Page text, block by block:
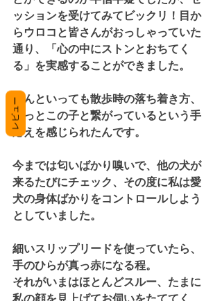
ッションを受けてみてビックリ！目か
らウロコと皆さんがおっしゃっていた
通り、「心の中にストンとおちてく
る」を実感することができました。
なんといっても散歩時の落ち着き方、
やっとこの子と繋がっているという手
応えを感じられたんです。
今までは匂いばかり嗅いで、他の犬が
来るたびにチェック、その度に私は愛
犬の身体ばかりをコントロールしよう
としていました。
細いスリップリードを使っていたら、
手のひらが真っ赤になる程。
それがいまはほとんどスルー、たまに
レビュー